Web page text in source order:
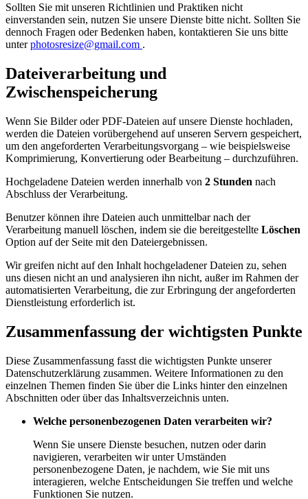
Sollten Sie mit unseren Richtlinien und Praktiken nicht
einverstanden sein, nutzen Sie unsere Dienste bitte nicht. Sollten Sie
dennoch Fragen oder Bedenken haben, kontaktieren Sie uns bitte
unterphotosresize@gmail.com .
Dateiverarbeitung und
Zwischenspeicherung
Wenn Sie Bilder oder PDF-Dateien auf unsere Dienste hochladen,
werden die Dateien vorübergehend auf unseren Servern gespeichert,
um den angeforderten Verarbeitungsvorgang – wie beispielsweise
Komprimierung, Konvertierung oder Bearbeitung – durchzuführen.
Hochgeladene Dateien werden innerhalb von 2 Stunden nach
Abschluss der Verarbeitung.
Benutzer können ihre Dateien auch unmittelbar nach der
Verarbeitung manuell löschen, indem sie die bereitgestellte Löschen
Option auf der Seite mit den Dateiergebnissen.
Wir greifen nicht auf den Inhalt hochgeladener Dateien zu, sehen
uns diesen nicht an und analysieren ihn nicht, außer im Rahmen der
automatisierten Verarbeitung, die zur Erbringung der angeforderten
Dienstleistung erforderlich ist.
Zusammenfassung der wichtigsten Punkte
Diese Zusammenfassung fasst die wichtigsten Punkte unserer
Datenschutzerklärung zusammen. Weitere Informationen zu den
einzelnen Themen finden Sie über die Links hinter den einzelnen
Abschnitten oder über das Inhaltsverzeichnis unten.
Welche personenbezogenen Daten verarbeiten wir?
Wenn Sie unsere Dienste besuchen, nutzen oder darin
navigieren, verarbeiten wir unter Umständen
personenbezogene Daten, je nachdem, wie Sie mit uns
interagieren, welche Entscheidungen Sie treffen und welche
Funktionen Sie nutzen.